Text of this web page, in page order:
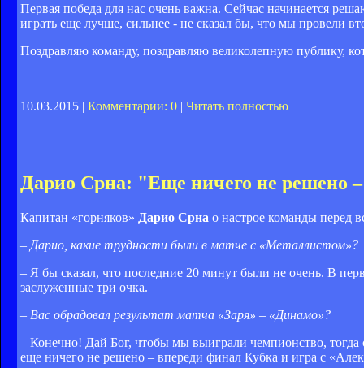
Первая победа для нас очень важна. Сейчас начинается
играть еще лучше, сильнее - не сказал бы, что мы провели
Поздравляю команду, поздравляю великолепную публику,
10.03.2015 | Комментарии: 0 | Читать полностью
Дарио Срна: "Еще ничего не решено
Капитан «горняков» Дарио Срна о настрое команды перед
– Дарио, какие трудности были в матче с «Металлистом»?
– Я бы сказал, что последние 20 минут были не очень. В
заслуженные три очка.
– Вас обрадовал результат матча «Заря» – «Динамо»?
– Конечно! Дай Бог, чтобы мы выиграли чемпионство, тогда
еще ничего не решено – впереди финал Кубка и игра с